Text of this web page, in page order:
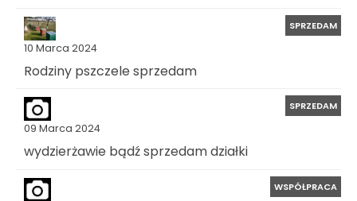
10 Marca 2024
SPRZEDAM
Rodziny pszczele sprzedam
09 Marca 2024
SPRZEDAM
wydzierżawie bądź sprzedam działki
WSPÓŁPRACA